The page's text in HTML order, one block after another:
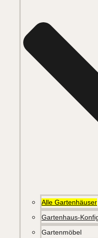
Alle Gartenhäuser
Gartenhaus-
Gartenmöbel